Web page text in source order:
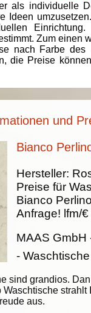
als individuelle
Ideen
Zum einen
nach Farbe des
die Preise
und
Bianco
sind grandios.
strahlt
aus.
Hersteller:
Preise für
Bianco
Anfrage! lfm/€
MAAS GmbH
- Waschtische